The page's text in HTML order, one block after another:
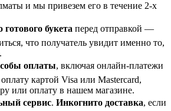
и мы привезем его в течение 2-х
букета перед отправкой —
что получатель увидит именно то,
оплаты, включая онлайн-платежи
картой Visa или Mastercard,
или оплату в нашем магазине.
сервис. Инкогнито доставка, если